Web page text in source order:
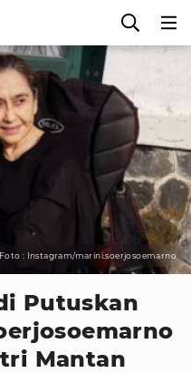
Foto : Instagram/marini.soerjosoemarno
Putuskan
Mantan